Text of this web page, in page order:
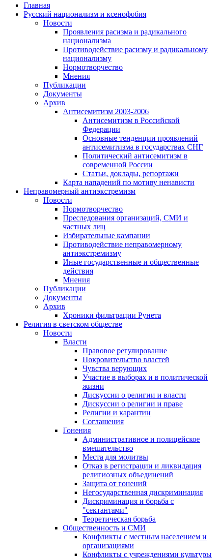
Главная
Русский национализм и ксенофобия
Новости
Проявления расизма и радикального
национализма
Противодействие расизму и радикальному
национализму
Нормотворчество
Мнения
Публикации
Документы
Архив
Антисемитизм 2003-2006
Антисемитизм в Российской
Федерации
Основные тенденции проявлений
антисемитизма в государствах СНГ
Политический антисемитизм в
современной России
Статьи, доклады, репортажи
Карта нападений по мотиву ненависти
Неправомерный антиэкстремизм
Новости
Нормотворчество
Преследования организаций, СМИ и
частных лиц
Избирательные кампании
Противодействие неправомерному
антиэкстремизму
Иные государственные и общественные
действия
Мнения
Публикации
Документы
Архив
Хроники фильтрации Рунета
Религия в светском обществе
Новости
Власти
Правовое регулирование
Покровительство властей
Чувства верующих
Участие в выборах и в политической
жизни
Дискуссии о религии и власти
Дискуссии о религии и праве
Религии и карантин
Соглашения
Гонения
Административное и полицейское
вмешательство
Места для молитвы
Отказ в регистрации и ликвидация
религиозных объединений
Защита от гонений
Негосударственная дискриминация
Дискриминация и борьба с
"сектантами"
Теоретическая борьба
Общественность и СМИ
Конфликты с местным населением и
организациями
Конфликты с учреждениями культуры